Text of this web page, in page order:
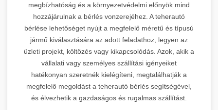
megbízhatóság és a környezetvédelmi előnyök mind
hozzájárulnak a bérlés vonzerejéhez. A teherautó
bérlése lehetőséget nyújt a megfelelő méretű és típusú
jármű kiválasztására az adott feladathoz, legyen az
üzleti projekt, költözés vagy kikapcsolódás. Azok, akik a
vállalati vagy személyes szállítási igényeiket
hatékonyan szeretnék kielégíteni, megtalálhatják a
megfelelő megoldást a teherautó bérlés segítségével,
és élvezhetik a gazdaságos és rugalmas szállítást.